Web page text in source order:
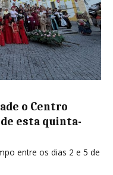
o Centro
esta quinta-
entre os dias 2 e 5 de